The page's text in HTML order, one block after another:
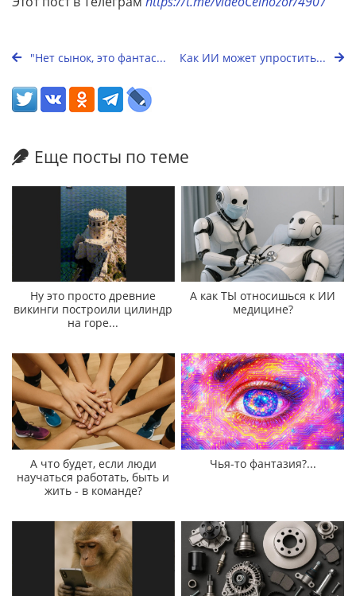
"Нет сынок, это фантас... Как ИИ может упростить...
Еще посты по теме
Ну это просто древние
викинги построили цилиндр
на горе...
А как ТЫ относишься к ИИ
медицине?
А что будет, если люди
научаться работать, быть и
жить - в команде?
Чья-то фантазия?...